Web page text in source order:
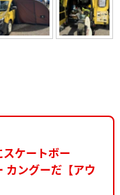
ケートボー
ングーだ【アウ